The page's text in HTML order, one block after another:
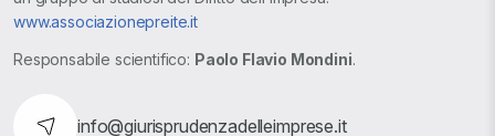
www.associazionepreite.it
Responsabile scientifico: Paolo Flavio Mondini.
info@giurisprudenzadelleimprese.it